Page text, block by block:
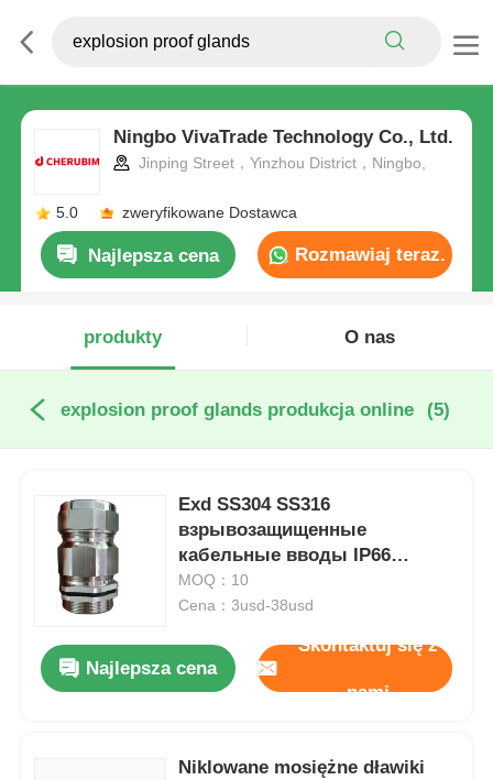
Ningbo VivaTrade Technology Co., Ltd.
Jinping Street，Yinzhou District，Ningbo,
5.0 zweryfikowane Dostawca
Najlepsza cena Rozmawiaj teraz.
produkty O nas
explosion proof glands produkcja online (5)
Exd SS304 SS316
взрывозащищенные
кабельные вводы IP66
водонепроницаемые с
двойным уплотнением
MOQ：10
Cena：3usd-38usd
Najlepsza cena
Skontaktuj się z
nami
Niklowane mosiężne dławiki